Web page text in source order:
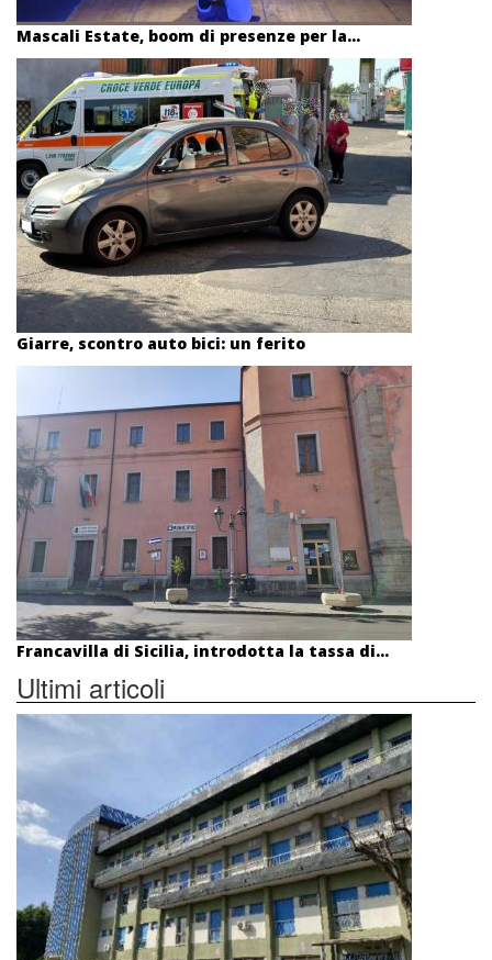
Mascali Estate, boom di presenze per la...
Giarre, scontro auto bici: un ferito
Francavilla di Sicilia, introdotta la tassa di...
Ultimi articoli